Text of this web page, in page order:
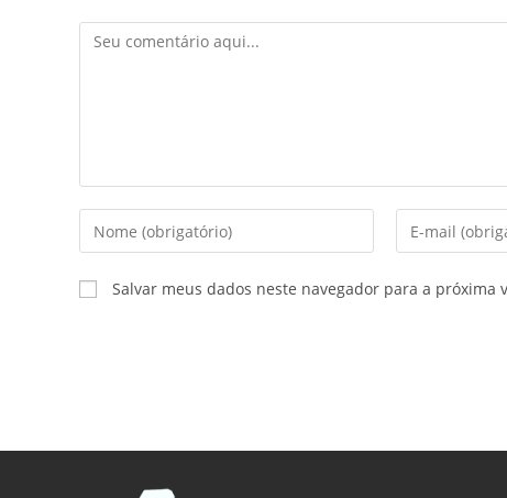
Salvar meus dados neste navegador para a próxima